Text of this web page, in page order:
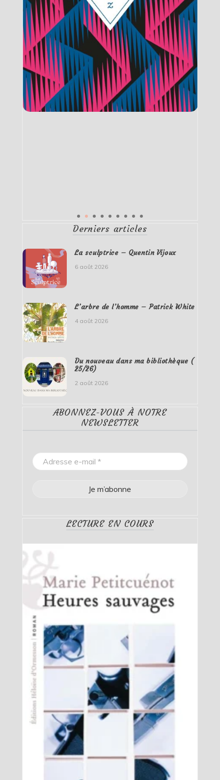
Derniers articles
La sculptrice – Quentin Vijoux
6 août 2026
L’arbre de l’homme – Patrick White
4 août 2026
Du nouveau dans ma bibliothèque (
25/26)
2 août 2026
ABONNEZ-VOUS À NOTRE
NEWSLETTER
LECTURE EN COURS